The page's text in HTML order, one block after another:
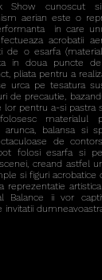
Show cunoscut
aerian este o
in care
acrobatii
de o esarfa
in doua puncte
pliata pentru a
urca pe tesatura
de precautie,
lor pentru a-si pastra
folosesc materialul
arunca, balansa si
de
folosi esarfa si
creand astfel
si figuri acrobatice
reprezentatie
Balance ii vor
invitatii